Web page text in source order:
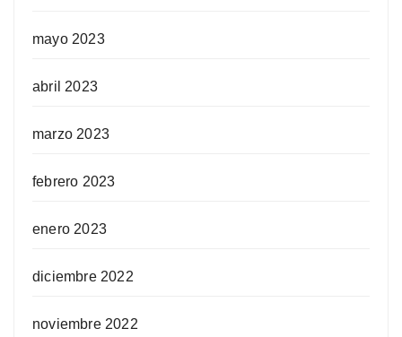
mayo 2023
abril 2023
marzo 2023
febrero 2023
enero 2023
diciembre 2022
noviembre 2022